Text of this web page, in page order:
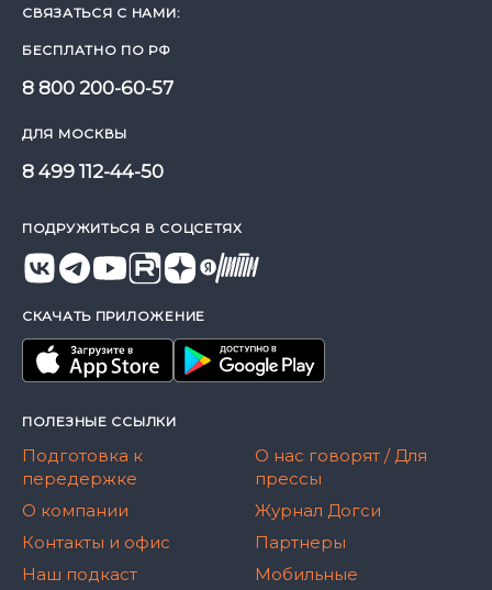
СВЯЗАТЬСЯ С НАМИ:
БЕСПЛАТНО ПО РФ
8 800 200-60-57
ДЛЯ МОСКВЫ
8 499 112-44-50
ПОДРУЖИТЬСЯ В СОЦСЕТЯХ
СКАЧАТЬ ПРИЛОЖЕНИЕ
ПОЛЕЗНЫЕ ССЫЛКИ
Подготовка к
передержке
О компании
Контакты и офис
Наш подкаст
О нас говорят / Для
прессы
Журнал Догси
Партнеры
Мобильные